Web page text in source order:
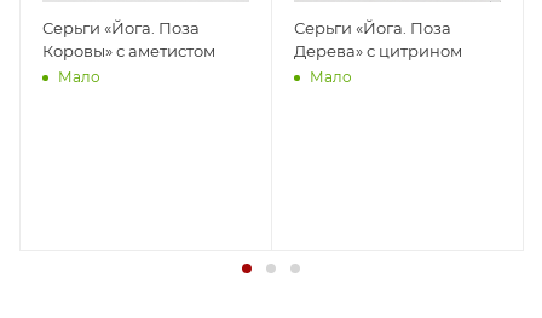
Серьги «Йога. Поза
Коровы» с аметистом
Мало
Серьги «Йога. Поза
Дерева» с цитрином
Мало